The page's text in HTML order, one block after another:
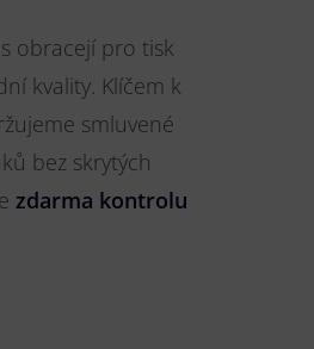
obracejí pro tisk
kvality. Klíčem k
smluvené
bez skrytých
zdarma kontrolu